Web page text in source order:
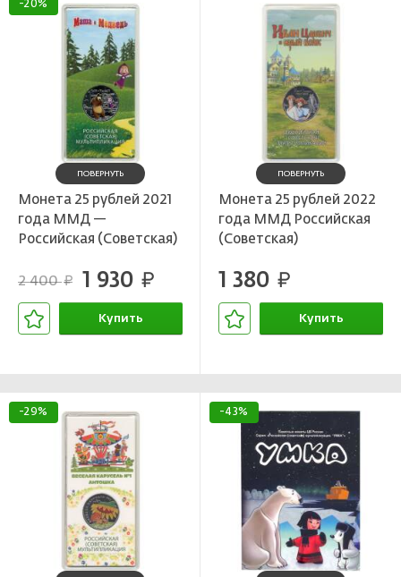
-20%
ПОВЕРНУТЬ
Монета 25 рублей 2021
года ММД —
Российская (Советская)
Маша и Медведь
2 400руб. 1 930 руб.
Купить
ПОВЕРНУТЬ
Монета 25 рублей 2022
года ММД Российская
(Советская)
Иван Царевич и серый
1 380 руб.
Купить
-29% -43%